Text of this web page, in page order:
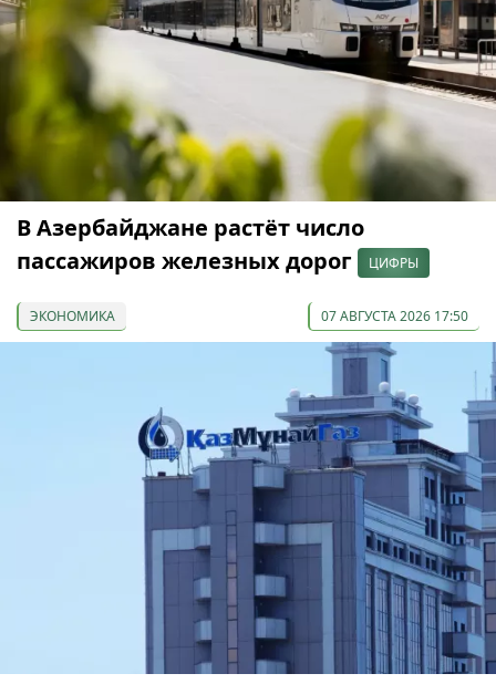
В Азербайджане растёт число
пассажиров железных дорог
ЦИФРЫ
ЭКОНОМИКА 07 АВГУСТА 2026 17:50